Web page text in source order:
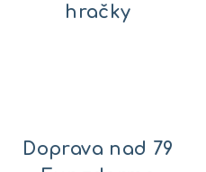
hračky
Doprava nad 79